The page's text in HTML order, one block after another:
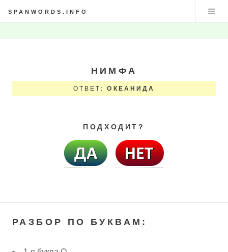
SPANWORDS.INFO
НИМФА
ОТВЕТ:ОКЕАНИДА
ПОДХОДИТ?
РАЗБОР ПО БУКВАМ: